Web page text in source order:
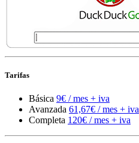
Tarifas
Básica 9€ / mes + iva
Avanzada 61,67€ / mes + iva
Completa 120€ / mes + iva